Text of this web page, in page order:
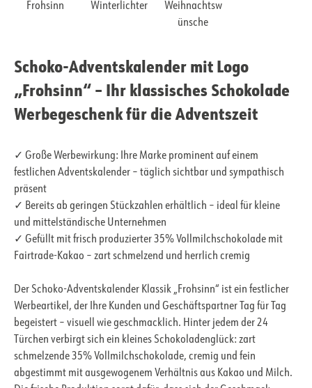
Frohsinn Winterlichter
Weihnachtsw
ünsche
Schoko-Adventskalender mit Logo
„Frohsinn“ – Ihr klassisches Schokolade
Werbegeschenk für die Adventszeit
✓ Große Werbewirkung: Ihre Marke prominent auf einem
festlichen Adventskalender – täglich sichtbar und sympathisch
präsent
✓ Bereits ab geringen Stückzahlen erhältlich – ideal für kleine
und mittelständische Unternehmen
✓ Gefüllt mit frisch produzierter 35% Vollmilchschokolade mit
Fairtrade-Kakao – zart schmelzend und herrlich cremig
Der Schoko-Adventskalender Klassik „Frohsinn“ ist ein festlicher
Werbeartikel, der Ihre Kunden und Geschäftspartner Tag für Tag
begeistert – visuell wie geschmacklich. Hinter jedem der 24
Türchen verbirgt sich ein kleines Schokoladenglück: zart
schmelzende 35% Vollmilchschokolade, cremig und fein
abgestimmt mit ausgewogenem Verhältnis aus Kakao und Milch.